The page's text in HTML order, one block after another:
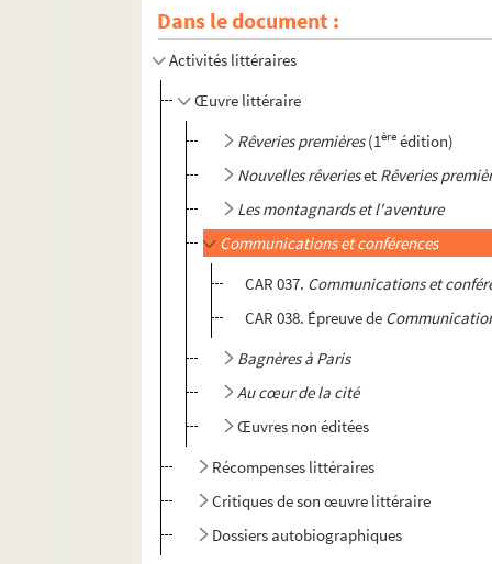
Dans le document :
Activités littéraires
Œuvre littéraire
Rêveries premières(1ère édition)
Nouvelles rêverieset Rêveries
Les montagnards et l'aventure
Communications et conférences
CAR 037. Communications et
CAR 038. Épreuve de
Bagnères à Paris
Au cœur de la cité
Œuvres non éditées
Récompenses littéraires
Critiques de son œuvre littéraire
Dossiers autobiographiques